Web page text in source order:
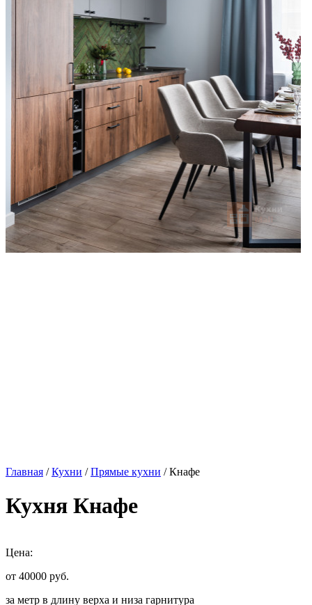
Главная /Кухни /Прямые кухни / Кнафе
Кухня Кнафе
Цена:
от 40000 руб.
за метр в длину верха и низа гарнитура